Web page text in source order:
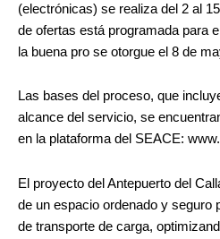
(electrónicas) se realiza del 2 al
de ofertas está programada para
la buena pro se otorgue el 8 de
Las bases del proceso, que
alcance del servicio, se
en la plataforma del SEACE:
El proyecto del Antepuerto del
de un espacio ordenado y seguro
de transporte de carga,